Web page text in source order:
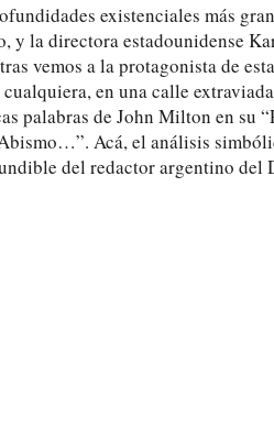
existenciales más
y la directora estadounidense
vemos a la protagonista de
en una calle
palabras de John Milton en su
Acá, el análisis
del redactor argentino del